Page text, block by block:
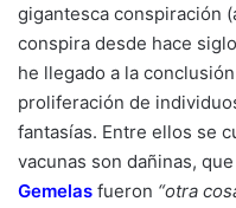
gigantesca conspiración
conspira desde hace
he llegado a la
proliferación de
fantasías. Entre ellos se
vacunas son dañinas, que
Gemelas fueron “otra